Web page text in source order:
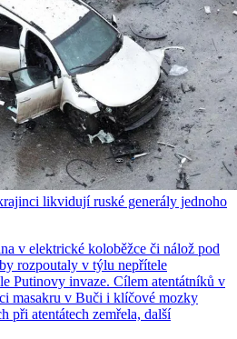
likvidují ruské generály jednoho
v elektrické koloběžce či nálož pod
rozpoutaly v týlu nepřítele
Putinovy invaze. Cílem atentátníků v
masakru v Buči i klíčové mozky
při atentátech zemřela, další